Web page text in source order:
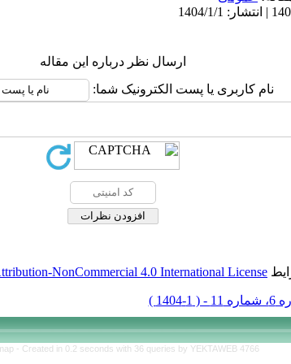
ارسال نظر درباره این مقاله
نام کاربری یا پست الکترونیک شما:
NonCommercial 4.0 International License
- ( 1-1404 )
- Created in 0.2 seconds with 36 queries by YEKTAWEB 4766